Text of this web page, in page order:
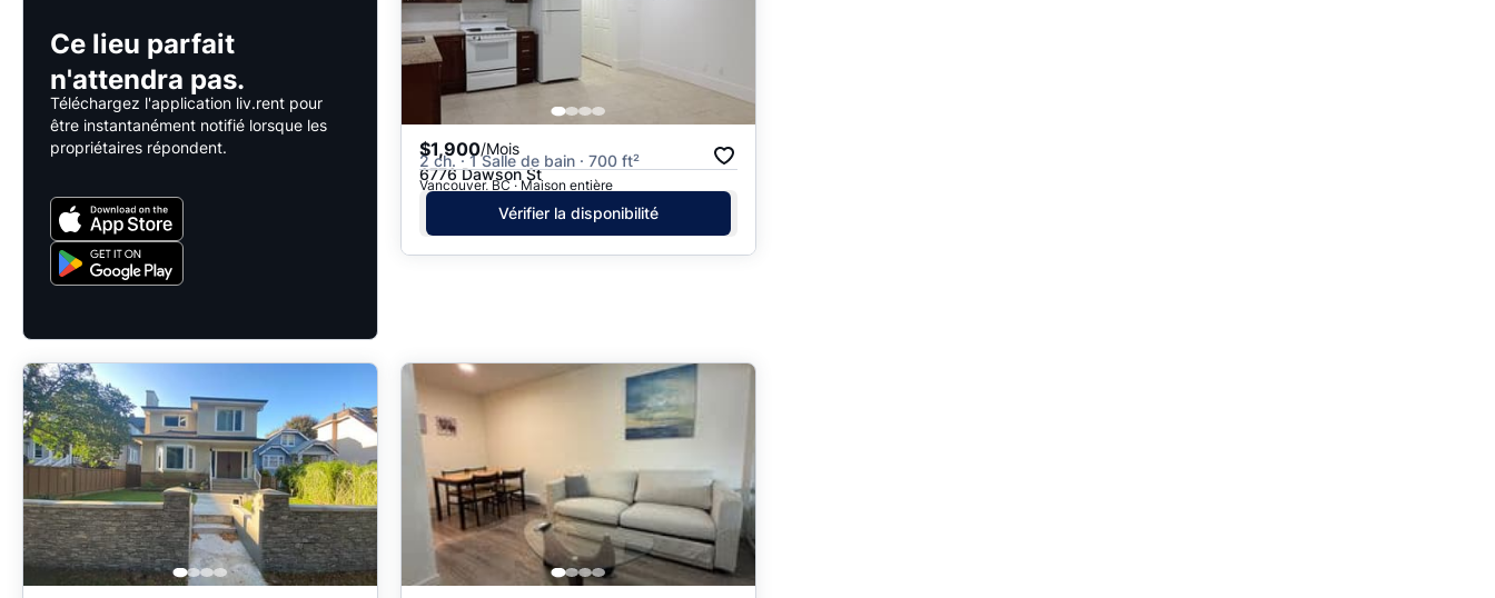
Ce lieu parfait
n'attendra pas.
Téléchargez l'application liv.rent pour
être instantanément notifié lorsque les
propriétaires répondent.
$1,900/Mois
2 ch. · 1 Salle de bain · 700 ft²
6776 Dawson St
Vancouver, BC · Maison entière
Vérifier la disponibilité